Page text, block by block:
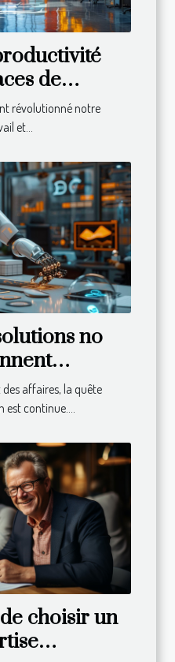
de
révolutionné notre
et...
no
des
petites et
affaires, la quête
continue....
choisir un